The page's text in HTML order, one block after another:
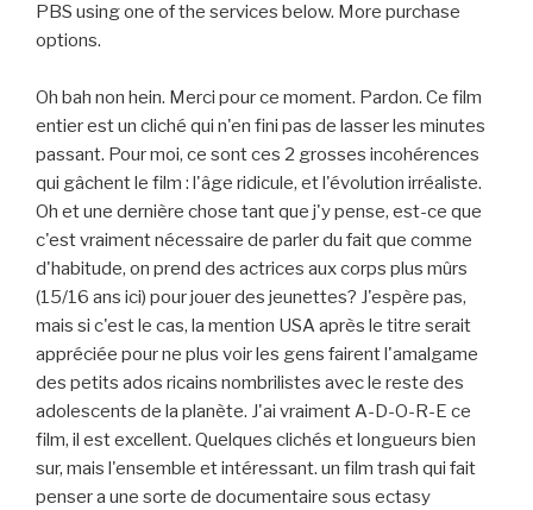
PBS using one of the services below. More purchase
options.
Oh bah non hein. Merci pour ce moment. Pardon. Ce film
entier est un cliché qui n'en fini pas de lasser les minutes
passant. Pour moi, ce sont ces 2 grosses incohérences
qui gâchent le film : l'âge ridicule, et l'évolution irréaliste.
Oh et une dernière chose tant que j'y pense, est-ce que
c'est vraiment nécessaire de parler du fait que comme
d'habitude, on prend des actrices aux corps plus mûrs
(15/16 ans ici) pour jouer des jeunettes? J'espère pas,
mais si c'est le cas, la mention USA après le titre serait
appréciée pour ne plus voir les gens fairent l'amalgame
des petits ados ricains nombrilistes avec le reste des
adolescents de la planète. J'ai vraiment A-D-O-R-E ce
film, il est excellent. Quelques clichés et longueurs bien
sur, mais l'ensemble et intéressant. un film trash qui fait
penser a une sorte de documentaire sous ectasy